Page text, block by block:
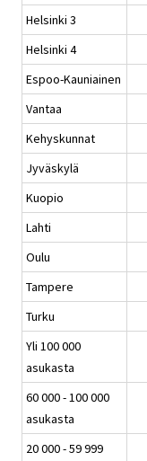
Helsinki 3
Helsinki 4
Espoo-Kauniainen
Vantaa
Kehyskunnat
Jyväskylä
Kuopio
Lahti
Oulu
Tampere
Turku
Yli 100 000
asukasta
60 000 - 100 000
asukasta
20 000 - 59 999